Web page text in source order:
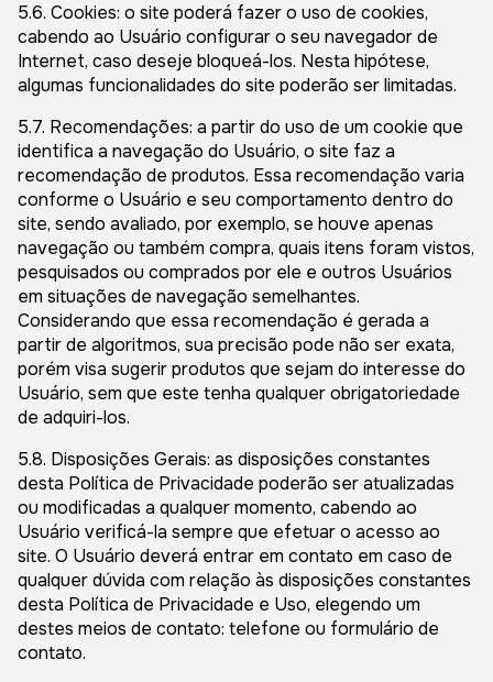
5.6. Cookies: o site poderá fazer o uso de cookies,
cabendo ao Usuário configurar o seu navegador de
Internet, caso deseje bloqueá-los. Nesta hipótese,
algumas funcionalidades do site poderão ser limitadas.
5.7. Recomendações: a partir do uso de um cookie que
identifica a navegação do Usuário, o site faz a
recomendação de produtos. Essa recomendação varia
conforme o Usuário e seu comportamento dentro do
site, sendo avaliado, por exemplo, se houve apenas
navegação ou também compra, quais itens foram vistos,
pesquisados ou comprados por ele e outros Usuários
em situações de navegação semelhantes.
Considerando que essa recomendação é gerada a
partir de algoritmos, sua precisão pode não ser exata,
porém visa sugerir produtos que sejam do interesse do
Usuário, sem que este tenha qualquer obrigatoriedade
de adquiri-los.
5.8. Disposições Gerais: as disposições constantes
desta Política de Privacidade poderão ser atualizadas
ou modificadas a qualquer momento, cabendo ao
Usuário verificá-la sempre que efetuar o acesso ao
site. O Usuário deverá entrar em contato em caso de
qualquer dúvida com relação às disposições constantes
desta Política de Privacidade e Uso, elegendo um
destes meios de contato: telefone ou formulário de
contato.